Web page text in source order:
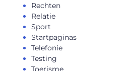
Rechten
Relatie
Sport
Startpaginas
Telefonie
Testing
Toerisme